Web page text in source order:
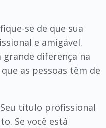
se de que sua
e amigável.
grande diferença na
as pessoas têm de
título profissional
Se você está